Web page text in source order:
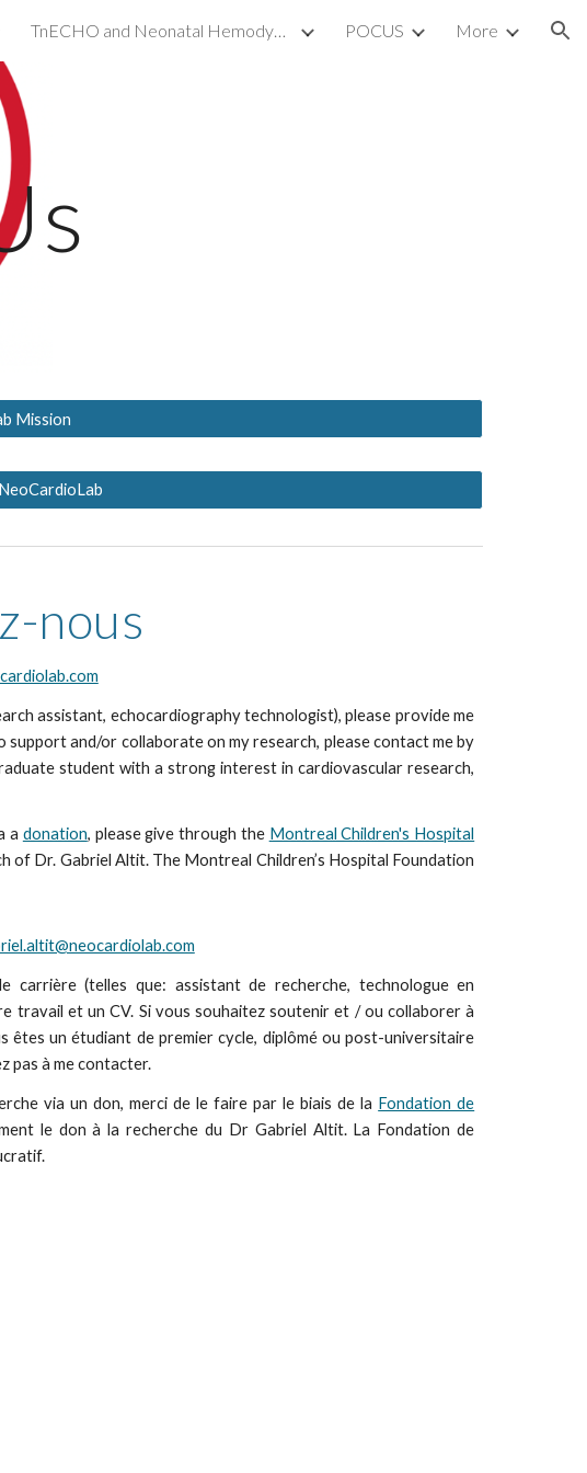
to navigation TnECHO and Neonatal Hemodynamics POCUS More
Mission
nous
assistant, echocardiography technologist), please provide me
and/or collaborate on my research, please contact me by
student with a strong interest in cardiovascular research,
a donation, please give through the Montreal Children's Hospital
of Dr. Gabriel Altit. The Montreal Children’s Hospital Foundation
(telles que: assistant de recherche, technologue en
travail et un CV. Si vous souhaitez soutenir et / ou collaborer à
êtes un étudiant de premier cycle, diplômé ou post-universitaire
pas à me contacter.
via un don, merci de le faire par le biais de la Fondation de
le don à la recherche du Dr Gabriel Altit. La Fondation de